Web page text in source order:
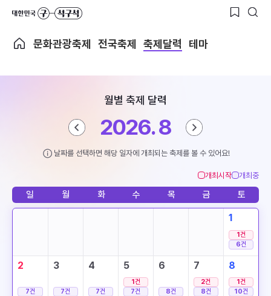
문화관광축제 전국축제 축제달력 테마
월별 축제 달력
2026. 8
날짜를 선택하면 해당 일자에 개최되는 축제를 볼 수 있어요!
개최시작 개최중
일 월 화 수 목 금 토
1
1건
6건
2
7건
3
7건
4
7건
5
1건
7건
6
8건
7
2건
8건
8
1건
10건